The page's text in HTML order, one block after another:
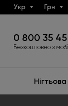
Укр Грн
0 800 35
Безкоштовно з